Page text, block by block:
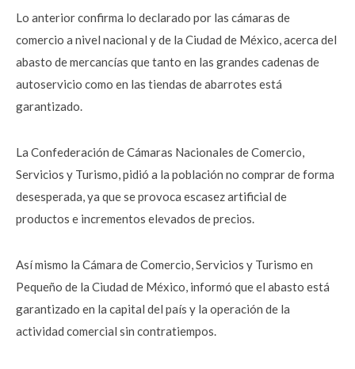
Lo anterior confirma lo declarado por las cámaras de
comercio a nivel nacional y de la Ciudad de México, acerca del
abasto de mercancías que tanto en las grandes cadenas de
autoservicio como en las tiendas de abarrotes está
garantizado.
La Confederación de Cámaras Nacionales de Comercio,
Servicios y Turismo, pidió a la población no comprar de forma
desesperada, ya que se provoca escasez artificial de
productos e incrementos elevados de precios.
Así mismo la Cámara de Comercio, Servicios y Turismo en
Pequeño de la Ciudad de México, informó que el abasto está
garantizado en la capital del país y la operación de la
actividad comercial sin contratiempos.